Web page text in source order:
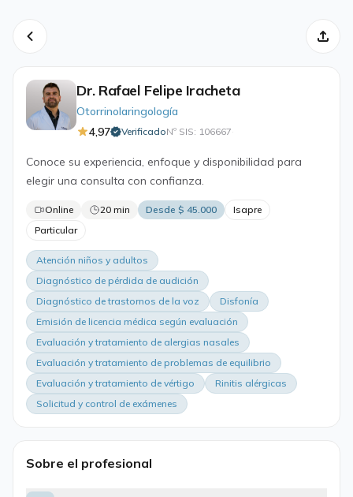
Dr. Rafael Felipe Iracheta
Otorrinolaringología
4,97
VerificadoNº SIS: 106667·
Conoce su experiencia, enfoque y disponibilidad para
elegir una consulta con confianza.
Online 20 min Desde $ 45.000
Isapre
Particular
Atención niños y adultos
Diagnóstico de pérdida de audición
Diagnóstico de trastornos de la voz
Disfonía
Emisión de licencia médica según evaluación
Evaluación y tratamiento de alergias nasales
Evaluación y tratamiento de problemas de equilibrio
Evaluación y tratamiento de vértigo
Rinitis alérgicas
Solicitud y control de exámenes
Sobre el profesional